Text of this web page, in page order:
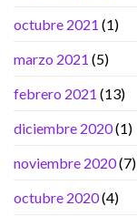
octubre 2021 (1)
marzo 2021 (5)
febrero 2021 (13)
diciembre 2020(1)
noviembre 2020(7)
octubre 2020(4)